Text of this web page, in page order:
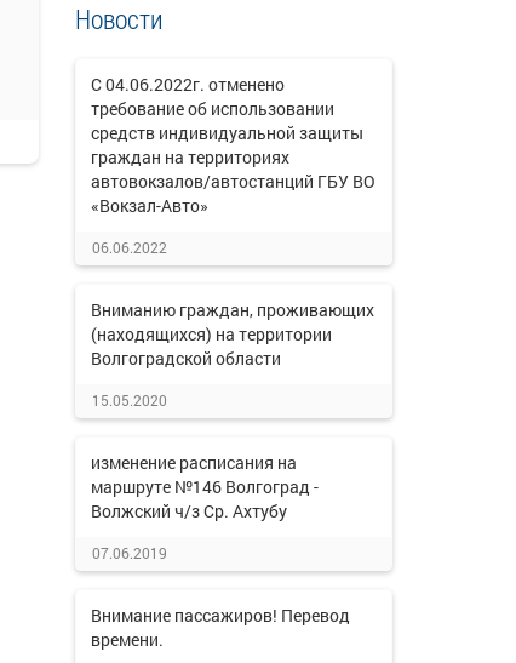
Новости
С 04.06.2022г. отменено
требование об использовании
средств индивидуальной защиты
граждан на территориях
автовокзалов/автостанций ГБУ ВО
«Вокзал-Авто»
06.06.2022
Вниманию граждан, проживающих
(находящихся) на территории
Волгоградской области
15.05.2020
изменение расписания на
маршруте №146 Волгоград -
Волжский ч/з Ср. Ахтубу
07.06.2019
Внимание пассажиров! Перевод
времени.